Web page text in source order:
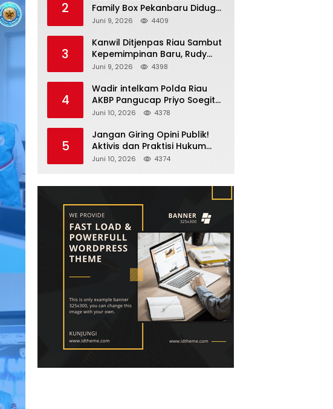
2
Family Box Pekanbaru Diduga
Jadi Tempat Maksiat, Warga
Lakukan Pengawasan Ketat
Juni 9, 2026 4409
3
Kanwil Ditjenpas Riau Sambut
Kepemimpinan Baru, Rudy
Fernando Sianturi Resmi
Juni 9, 2026 4398
4
Wadir intelkam Polda Riau
AKBP Pangucap Priyo Soegito
Menghadiri Kolaborasi
Cegah Karhutla
Juni 10, 2026 4378
5
Jangan Giring Opini Publik!
Aktivis dan Praktisi Hukum
Larshen Yunus Bantah
Juni 10, 2026 4374